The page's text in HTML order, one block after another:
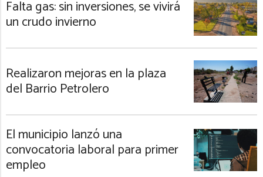
Falta gas: sin inversiones, se vivirá
un crudo invierno
Realizaron mejoras en la plaza
del Barrio Petrolero
El municipio lanzó una
convocatoria laboral para primer
empleo